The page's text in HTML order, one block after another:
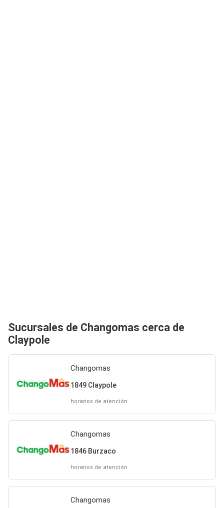
Sucursales de Changomas cerca de
Claypole
Changomas
1849 Claypole
horarios de atención
Changomas
1846 Burzaco
horarios de atención
Changomas